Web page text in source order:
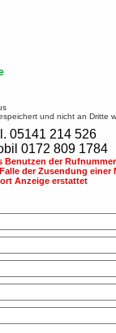
und nicht an Dritte
05141 214 526
0172 809 1784
Benutzen der
der Zusendung einer
Anzeige erstattet